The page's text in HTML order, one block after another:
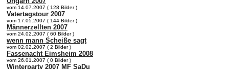
vom 14.07.2007 ( 128 Bilder )
Vatertagstour 2007
vom 17.05.2007 ( 144 Bilder )
Männerzellten 2007
vom 24.02.2007 ( 60 Bilder )
wenn mann Scheiße sagt
vom 02.02.2007 ( 2 Bilder )
Fassenacht Eimsheim 2008
vom 26.01.2007 ( 0 Bilder )
Winterparty 2007 MF SaDu